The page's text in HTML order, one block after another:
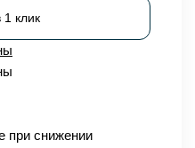
1 клик
при снижении